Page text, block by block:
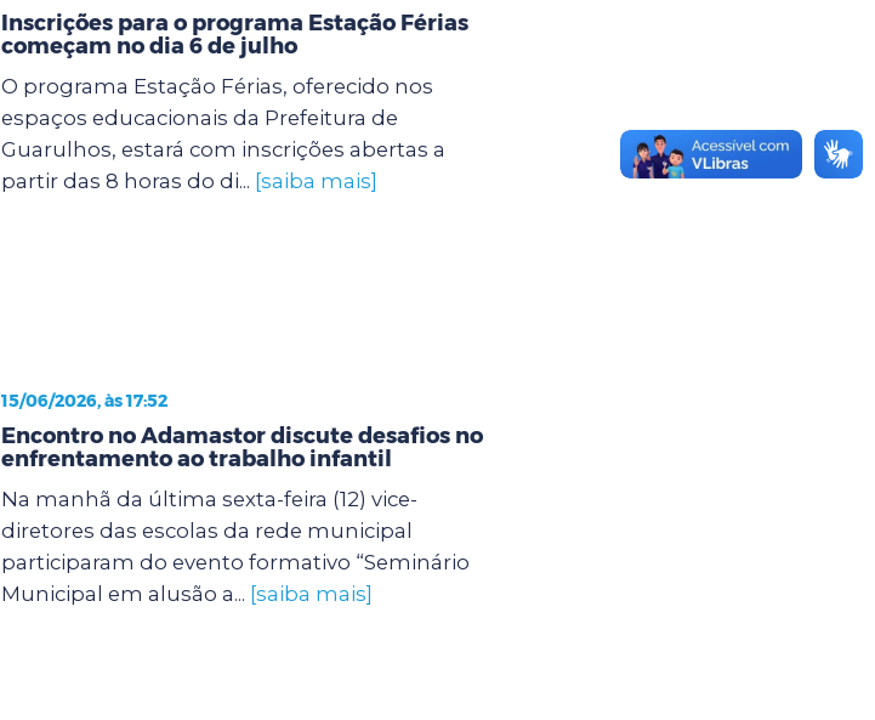
Inscrições para o programa Estação Férias
começam no dia 6 de julho
O programa Estação Férias, oferecido nos
espaços educacionais da Prefeitura de
Guarulhos, estará com inscrições abertas a
partir das 8 horas do di... [saiba mais]
15/06/2026, às 17:52
Encontro no Adamastor discute desafios no
enfrentamento ao trabalho infantil
Na manhã da última sexta-feira (12) vice-
diretores das escolas da rede municipal
participaram do evento formativo “Seminário
Municipal em alusão a... [saiba mais]